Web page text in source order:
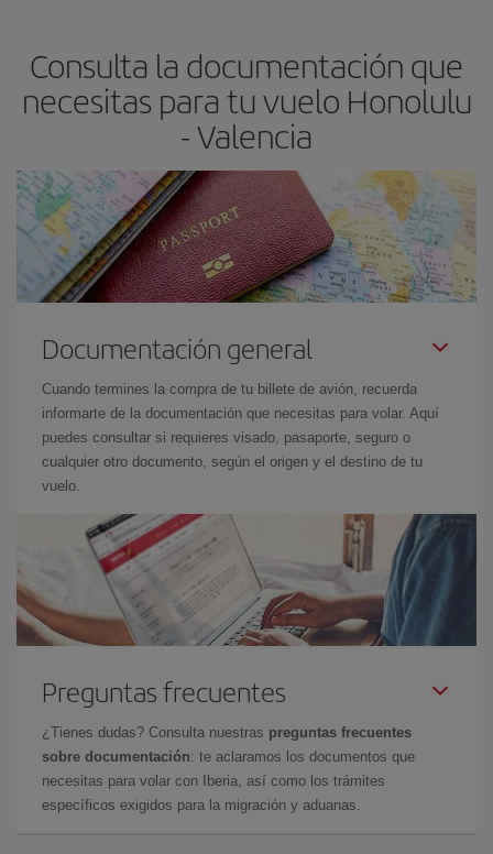
avión más baratos te saldrán. Además, si buscas los vuelos con
las fechas y los horarios del viaje un poco abiertos, podráselegir
el precio más barato.
Consulta la documentación que
necesitas para tu vuelo Honolulu
- Valencia
Documentación general
Cuando termines la compra de tu billete de avión, recuerda
informarte de la documentación que necesitas para volar. Aquí
puedes consultar si requieres visado, pasaporte, seguro o
cualquier otro documento, según el origen y el destino de tu
vuelo.
Preguntas frecuentes
¿Tienes dudas? Consulta nuestras preguntas frecuentes
sobre documentación: te aclaramos los documentos que
necesitas para volar con Iberia, así como los trámites
específicos exigidos para la migración y aduanas.